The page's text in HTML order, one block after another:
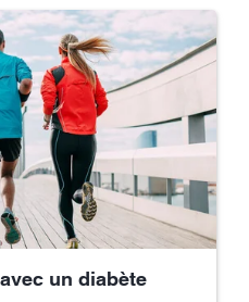
un diabète